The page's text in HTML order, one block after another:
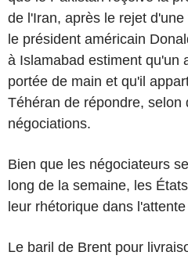
de l'Iran, après le rejet
le président américain
à Islamabad estiment qu'un
portée de main et qu'il
Téhéran de répondre,
négociations.
Bien que les négociateurs
long de la semaine, les
leur rhétorique dans
Le baril de Brent pour